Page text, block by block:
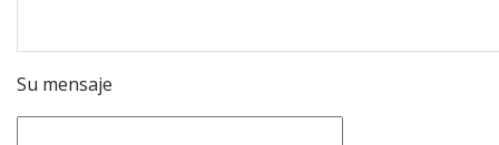
Su mensaje